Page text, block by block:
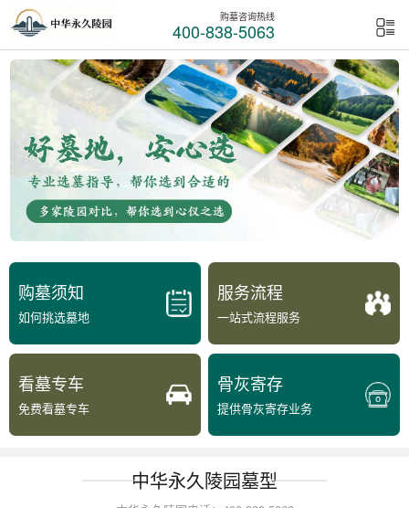
购墓咨询热线
400-838-5063
购墓须知
如何挑选墓地
服务流程
一站式流程服务
看墓专车
免费看墓专车
骨灰寄存
提供骨灰寄存业务
中华永久陵园墓型